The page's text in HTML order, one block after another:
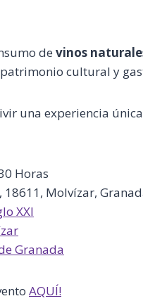
de vinos
cultural y
una experiencia
Horas
18611, Molvízar,
XXI
Granada
AQUÍ!